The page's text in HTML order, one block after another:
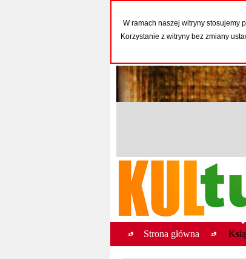
W ramach naszej witryny stosujemy
Korzystanie z witryny bez zmiany
Strona główna